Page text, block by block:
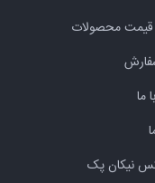
محصولات
ما
نیکان پک